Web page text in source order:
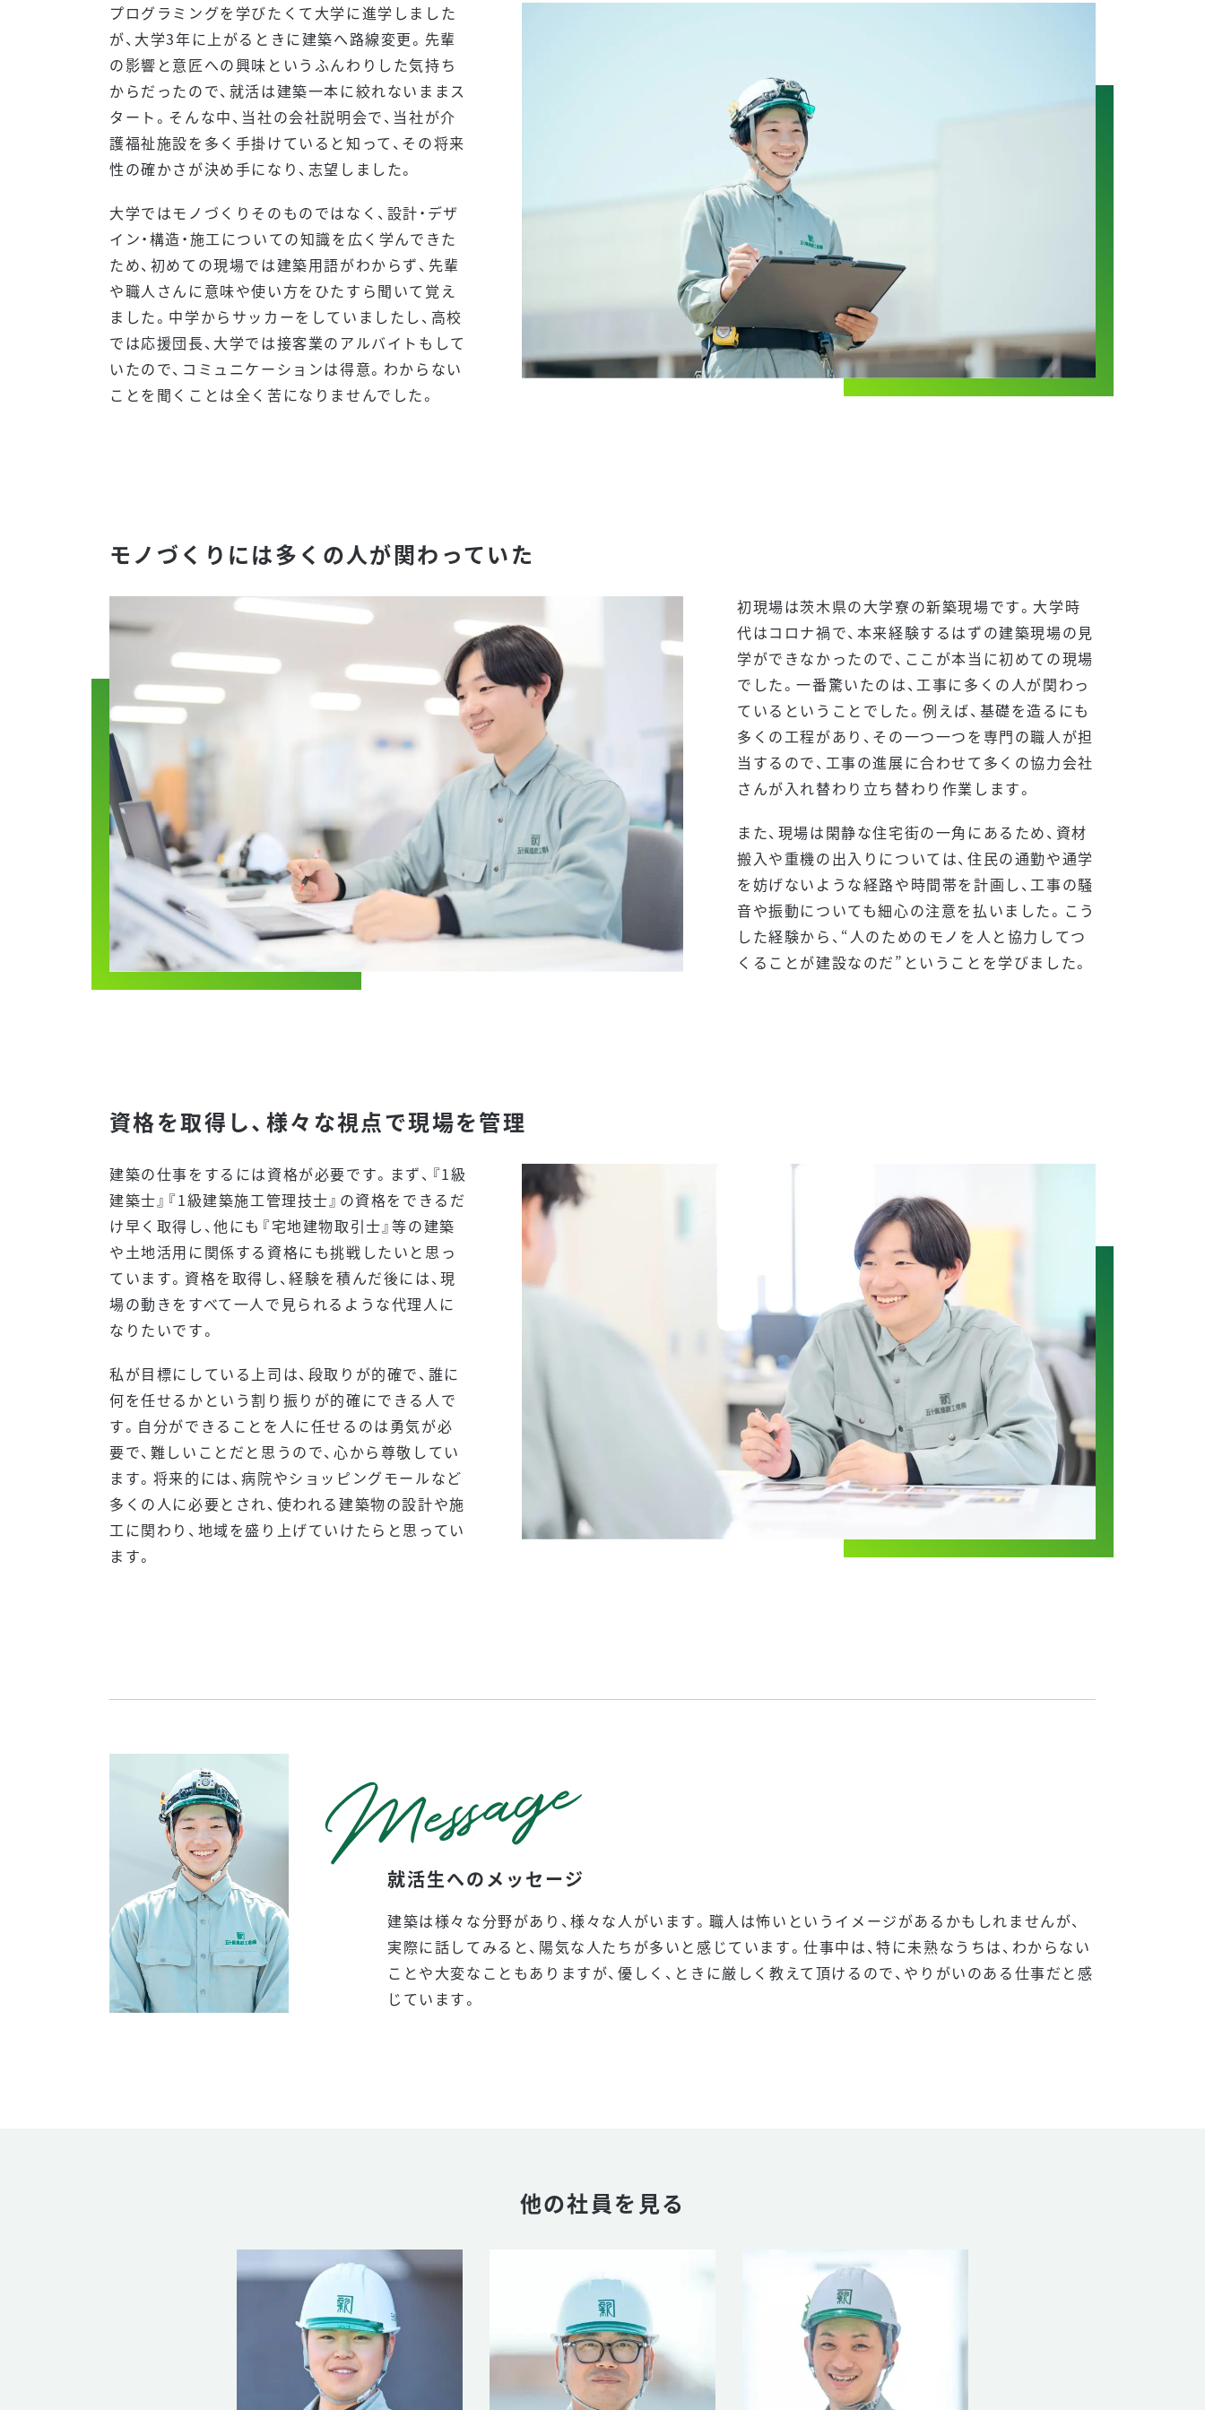
プログラミングを学びたくて大学に進学しました
が、大学3年に上がるときに建築へ路線変更。先輩
の影響と意匠への興味というふんわりした気持ち
からだったので、就活は建築一本に絞れないままス
タート。そんな中、当社の会社説明会で、当社が介
護福祉施設を多く手掛けていると知って、その将来
性の確かさが決め手になり、志望しました。
大学ではモノづくりそのものではなく、設計・デザ
イン・構造・施工についての知識を広く学んできた
ため、初めての現場では建築用語がわからず、先輩
や職人さんに意味や使い方をひたすら聞いて覚え
ました。中学からサッカーをしていましたし、高校
では応援団長、大学では接客業のアルバイトもして
いたので、コミュニケーションは得意。わからない
ことを聞くことは全く苦になりませんでした。
モノづくりには多くの人が関わっていた
初現場は茨木県の大学寮の新築現場です。大学時
代はコロナ禍で、本来経験するはずの建築現場の見
学ができなかったので、ここが本当に初めての現場
でした。一番驚いたのは、工事に多くの人が関わっ
ているということでした。例えば、基礎を造るにも
多くの工程があり、その一つ一つを専門の職人が担
当するので、工事の進展に合わせて多くの協力会社
さんが入れ替わり立ち替わり作業します。
また、現場は閑静な住宅街の一角にあるため、資材
搬入や重機の出入りについては、住民の通勤や通学
を妨げないような経路や時間帯を計画し、工事の騒
音や振動についても細心の注意を払いました。こう
した経験から、“人のためのモノを人と協力してつ
くることが建設なのだ”ということを学びました。
資格を取得し、様々な視点で現場を管理
建築の仕事をするには資格が必要です。まず、『1級
建築士』『1級建築施工管理技士』の資格をできるだ
け早く取得し、他にも『宅地建物取引士』等の建築
や土地活用に関係する資格にも挑戦したいと思っ
ています。資格を取得し、経験を積んだ後には、現
場の動きをすべて一人で見られるような代理人に
なりたいです。
私が目標にしている上司は、段取りが的確で、誰に
何を任せるかという割り振りが的確にできる人で
す。自分ができることを人に任せるのは勇気が必
要で、難しいことだと思うので、心から尊敬してい
ます。将来的には、病院やショッピングモールなど
多くの人に必要とされ、使われる建築物の設計や施
工に関わり、地域を盛り上げていけたらと思ってい
ます。
就活生へのメッセージ
建築は様々な分野があり、様々な人がいます。職人は怖いというイメージがあるかもしれませんが、
実際に話してみると、陽気な人たちが多いと感じています。仕事中は、特に未熟なうちは、わからない
ことや大変なこともありますが、優しく、ときに厳しく教えて頂けるので、やりがいのある仕事だと感
じています。
他の社員を見る